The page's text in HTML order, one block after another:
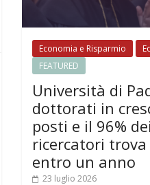
Economia e Risparmio
FEATURED
Università di
dottorati in
posti e il 96% dei
ricercatori
entro un anno
23 luglio 2026